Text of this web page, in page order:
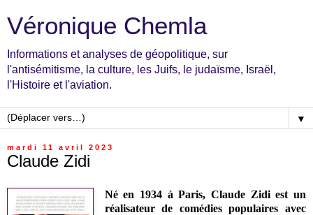
Véronique Chemla
Informations et analyses de géopolitique, sur
l'antisémitisme, la culture, les Juifs, le judaïsme, Israël,
l'Histoire et l'aviation.
▼
mardi 11 avril 2023
Claude Zidi
Né en 1934 à Paris, Claude Zidi est un
réalisateur de comédies populaires avec